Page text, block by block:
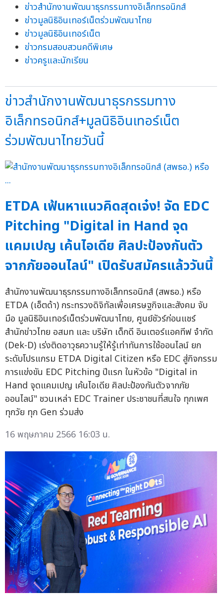
ข่าวสำนักงานพัฒนาธุรกรรมทางอิเล็กทรอนิกส์
ข่าวมูลนิธิอินเทอร์เน็ตร่วมพัฒนาไทย
ข่าวมูลนิธิอินเทอร์เน็ต
ข่าวกรมสอบสวนคดีพิเศษ
ข่าวครูและนักเรียน
ข่าวสำนักงานพัฒนาธุรกรรมทาง
อิเล็กทรอนิกส์+มูลนิธิอินเทอร์เน็ต
ร่วมพัฒนาไทยวันนี้
ETDA เฟ้นหาแนวคิดสุดเจ๋ง! จัด EDC
Pitching "Digital in Hand จุด
แคมเปญ เค้นไอเดีย ศิลปะป้องกันตัว
จากภัยออนไลน์" เปิดรับสมัครแล้ววันนี้
สำนักงานพัฒนาธุรกรรมทางอิเล็กทรอนิกส์ (สพธอ.) หรือ
ETDA (เอ็ตด้า) กระทรวงดิจิทัลเพื่อเศรษฐกิจและสังคม จับ
มือ มูลนิธิอินเทอร์เน็ตร่วมพัฒนาไทย, ศูนย์ชัวร์ก่อนแชร์
สำนักข่าวไทย อสมท และ บริษัท เด็กดี อินเตอร์แอคทีฟ จำกัด
(Dek-D) เร่งติดอาวุธความรู้ให้รู้เท่าทันการใช้ออนไลน์ ยก
ระดับโปรแกรม ETDA Digital Citizen หรือ EDC สู่กิจกรรม
การแข่งขัน EDC Pitching ปีแรก ในหัวข้อ "Digital in
Hand จุดแคมเปญ เค้นไอเดีย ศิลปะป้องกันตัวจากภัย
ออนไลน์" ชวนเหล่า EDC Trainer ประชาชนที่สนใจ ทุกเพศ
ทุกวัย ทุก Gen ร่วมส่ง
16 พฤษภาคม 2566 16:03 น.